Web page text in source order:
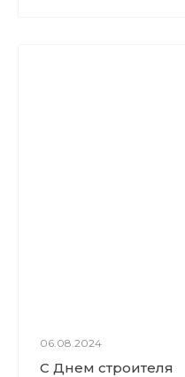
06.08.2024
С Днем строителя